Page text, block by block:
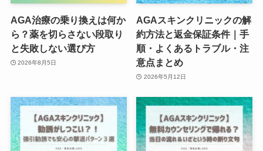
AGA治療の乗り換えは何か
ら？薬を切らさない段取り
と失敗しない選び方
2026年8月5日
AGAスキンクリニックの解
約方法と返金保証条件｜手
順・よくあるトラブル・注
意点まとめ
2026年5月12日